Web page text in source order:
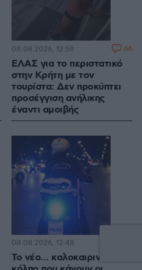
ΕΛΑΣ για το περιστατικό
στην Κρήτη με τον
τουρίστα: Δεν προκύπτει
προσέγγιση ανήλικης
έναντι αμοιβής
08.08.2026, 12:58 66
Το νέο... καλοκαιρινό
08.08.2026, 12:48